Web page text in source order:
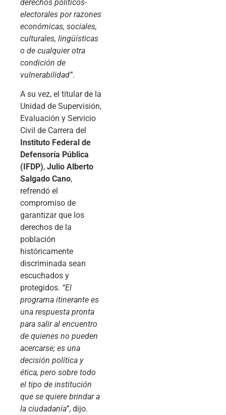
derechos políticos-
electorales por razones
económicas, sociales,
culturales, lingüísticas
o de cualquier otra
condición de
vulnerabilidad”.
A su vez, el titular de la
Unidad de Supervisión,
Evaluación y Servicio
Civil de Carrera del
Instituto Federal de
Defensoría Pública
(IFDP), Julio Alberto
Salgado Cano,
refrendó el
compromiso de
garantizar que los
derechos de la
población
históricamente
discriminada sean
escuchados y
protegidos. “El
programa itinerante es
una respuesta pronta
para salir al encuentro
de quienes no pueden
acercarse; es una
decisión política y
ética, pero sobre todo
el tipo de institución
que se quiere brindar a
la ciudadanía”, dijo.